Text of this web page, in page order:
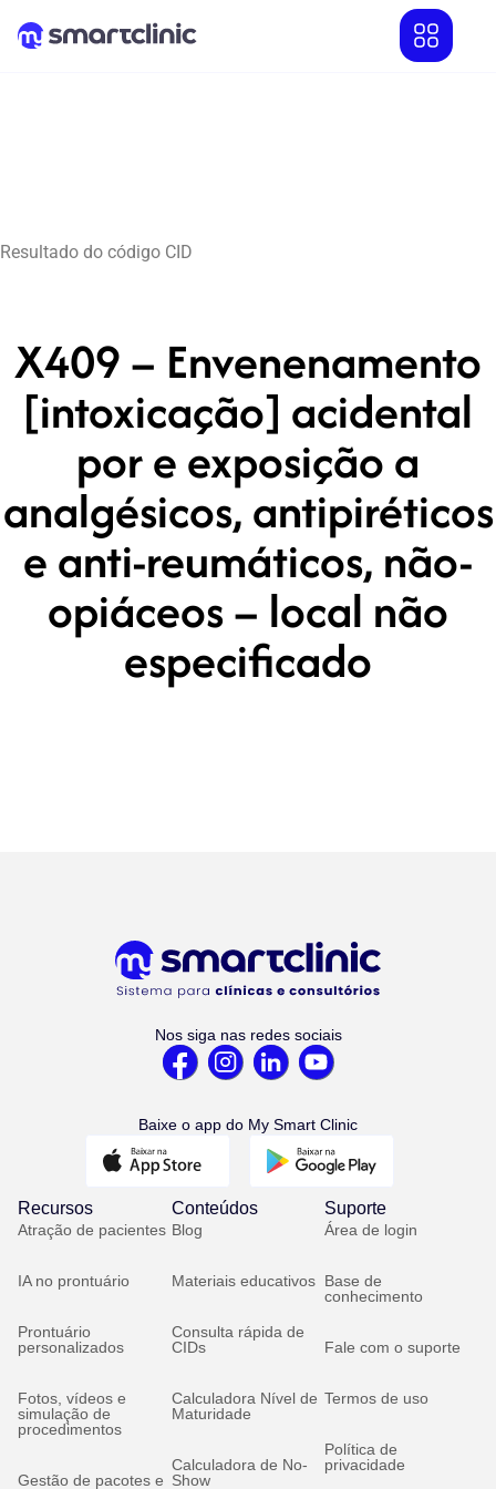
Resultado do código CID
X409 – Envenenamento
[intoxicação] acidental
por e exposição a
analgésicos, antipiréticos
e anti-reumáticos, não-
opiáceos – local não
especificado
Nos siga nas redes sociais
Baixe o app do My Smart Clinic
Recursos
Atração de pacientes
IA no prontuário
Prontuário
personalizados
Fotos, vídeos e
simulação de
procedimentos
Gestão de pacotes e
Conteúdos
Blog
Materiais educativos
Consulta rápida de
CIDs
Calculadora Nível de
Maturidade
Calculadora de No-
Show
Suporte
Área de login
Base de
conhecimento
Fale com o suporte
Termos de uso
Política de
privacidade